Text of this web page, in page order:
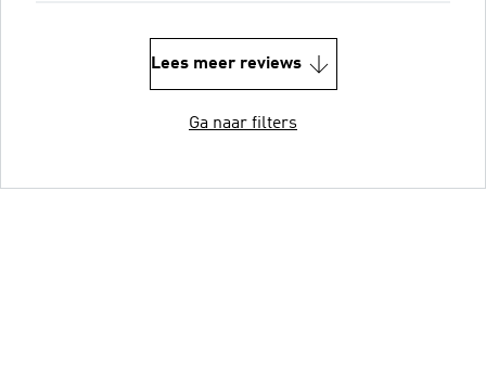
Lees meer reviews
Ga naar filters